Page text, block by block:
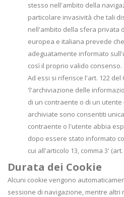
stesso nell'ambito della
particolare invasività che tali
nell'ambito della sfera privata
europea e italiana prevede
adeguatamente informato
così il proprio valido consenso.
Ad essi si riferisce l'art. 122
'l'archiviazione delle
di un contraente o di un
archiviate sono consentiti
contraente o l'utente abbia
dopo essere stato informato
cui all'articolo 13, comma 3'
Durata dei Cookie
Alcuni cookie vengono
sessione di navigazione, mentre altri